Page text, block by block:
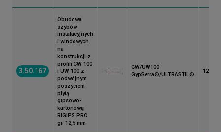
3.50.167
Obudowa
szybów
instalacyjnych
i windowych
na
konstrukcji z
profili CW 100
i UW 100 z
podwójnym
poszyciem
płytą
gipsowo-
kartonową
RIGIPS PRO
gr. 12,5 mm
CW/UW100
GypSerra®/ULTRASTIL®
125